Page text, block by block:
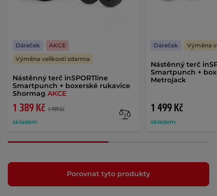
Nástěnný terč inSPORTline
Smartpunch + boxerské rukavice
Shormag AKCE
1 389 Kč 1 499 Kč
skladem
Dáreček
AKCE
Výměna velikosti zdarma
Nástěnný terč
Smartpunch +
Metrojack
1 499 Kč
skladem
Dáreček Výměna
Porovnat tyto produkty